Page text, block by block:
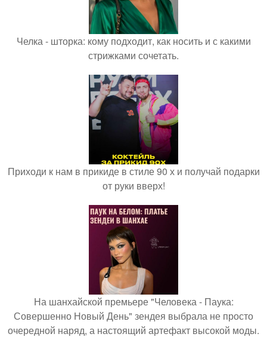
Челка - шторка: кому подходит, как носить и с какими
стрижками сочетать.
Приходи к нам в прикиде в стиле 90 х и получай подарки
от руки вверх!
На шанхайской премьере "Человека - Паука:
Совершенно Новый День" зендея выбрала не просто
очередной наряд, а настоящий артефакт высокой моды.